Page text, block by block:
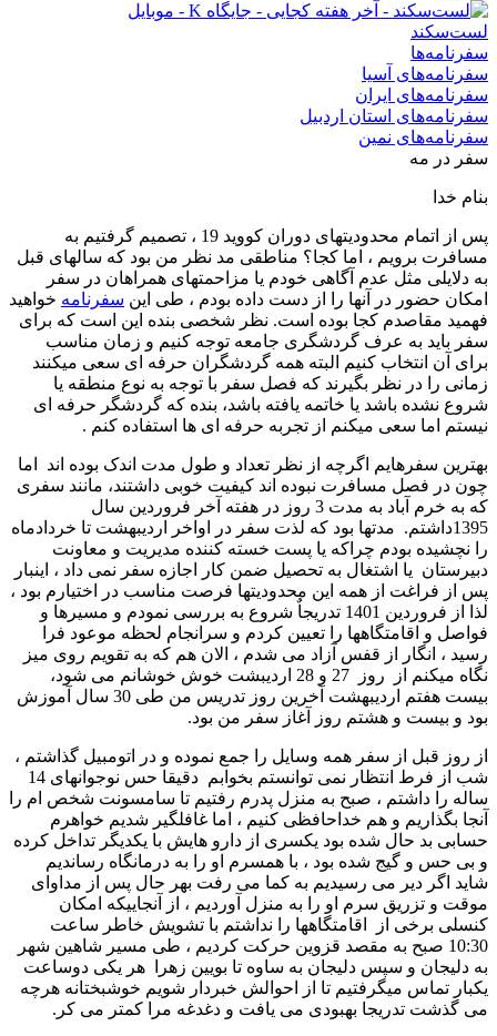
لست‌سکند
سفرنامه‌ها
سفرنامه‌های آسیا
سفرنامه‌های ایران
سفرنامه‌های استان اردبیل
سفرنامه‌های نمین
سفر در مه
بنام خدا
پس از اتمام محدودیتهای دوران کووید 19 ، تصمیم گرفتیم به
مسافرت برویم ، اما کجا؟ مناطقی مد نظر من بود که سالهای قبل
به دلایلی مثل عدم آگاهی خودم یا مزاحمتهای همراهان در سفر
امکان حضور در آنها را از دست داده بودم ، طی این سفرنامه خواهید
فهمید مقاصدم کجا بوده است. نظر شخصی بنده این است که برای
سفر باید به عرف گردشگری جامعه توجه کنیم و زمان مناسب
برای آن انتخاب کنیم البته همه گردشگران حرفه ای سعی میکنند
زمانی را در نظر بگیرند که فصل سفر با توجه به نوع منطقه یا
شروع نشده باشد یا خاتمه یافته باشد، بنده که گردشگر حرفه ای
نیستم اما سعی میکنم از تجربه حرفه ای ها استفاده کنم .
بهترین سفرهایم اگرچه از نظر تعداد و طول مدت اندک بوده اند اما
چون در فصل مسافرت نبوده اند کیفیت خوبی داشتند، مانند سفری
که به خرم آباد به مدت 3 روز در هفته آخر فروردین سال
1395داشتم. مدتها بود که لذت سفر در اواخر اردیبهشت تا خردادماه
را نچشیده بودم چراکه یا پست خسته کننده مدیریت و معاونت
دبیرستان یا اشتغال به تحصیل ضمن کار اجازه سفر نمی داد ، اینبار
پس از فراغت از همه این محدودیتها فرصت مناسب در اختیارم بود ،
لذا از فروردین 1401 تدریجاٌ شروع به بررسی نمودم و مسیرها و
فواصل و اقامتگاهها را تعیین کردم و سرانجام لحظه موعود فرا
رسید ، انگار از قفس آزاد می شدم ، الان هم که به تقویم روی میز
نگاه میکنم از روز 27 و 28 اردیبشت خوش خوشانم می شود،
بیست هفتم اردیبهشت آخرین روز تدریس من طی 30 سال آموزش
بود و بیست و هشتم روز آغاز سفر من بود.
از روز قبل از سفر همه وسایل را جمع نموده و در اتومبیل گذاشتم ،
شب از فرط انتظار نمی توانستم بخوابم دقیقا حس نوجوانهای 14
ساله را داشتم ، صبح به منزل پدرم رفتیم تا سامسونت شخص ام را
آنجا بگذاریم و هم خداحافظی کنیم ، اما غافلگیر شدیم خواهرم
حسابی بد حال شده بود یکسری از دارو هایش با یکدیگر تداخل کرده
و بی حس و گیج شده بود ، با همسرم او را به درمانگاه رساندیم
شاید اگر دیر می رسیدیم به کما می رفت بهر حال پس از مداوای
موقت و تزریق سرم او را به منزل آوردیم ، از آنجاییکه امکان
کنسلی برخی از اقامتگاهها را نداشتم با تشویش خاطر ساعت
10:30 صبح به مقصد قزوین حرکت کردیم ، طی مسیر شاهین شهر
به دلیجان و سپس دلیجان به ساوه تا بویین زهرا هر یکی دوساعت
یکبار تماس میگرفتیم تا از احوالش خبردار شویم خوشبختانه هرچه
می گذشت تدریجا بهبودی می یافت و دغدغه مرا کمتر می کر.